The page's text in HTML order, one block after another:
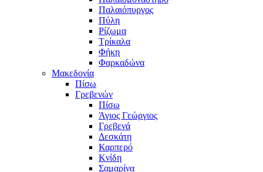
Παλαιόπυργος
Πύλη
Ρίζωμα
Τρίκαλα
Φήκη
Φαρκαδώνα
Μακεδονία
Πίσω
Γρεβενών
Πίσω
Άγιος Γεώργιος
Γρεβενά
Δεσκάτη
Καρπερό
Κνίδη
Σαμαρίνα